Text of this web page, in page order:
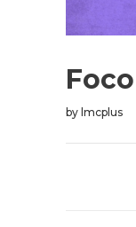
Foco
by lmcplus